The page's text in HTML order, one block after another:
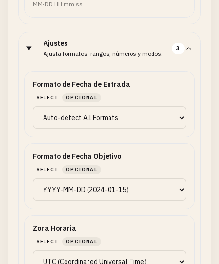
MM-DD HH:mm:ss
Ajustes
Ajusta formatos, rangos, números y modos.
3
Formato de Fecha de Entrada
SELECT OPCIONAL
Formato de Fecha Objetivo
SELECT OPCIONAL
Zona Horaria
SELECT OPCIONAL